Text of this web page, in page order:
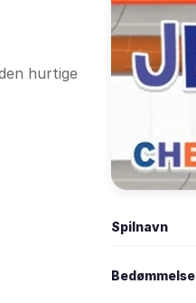
hurtige
Spilnavn
Bedømmelse